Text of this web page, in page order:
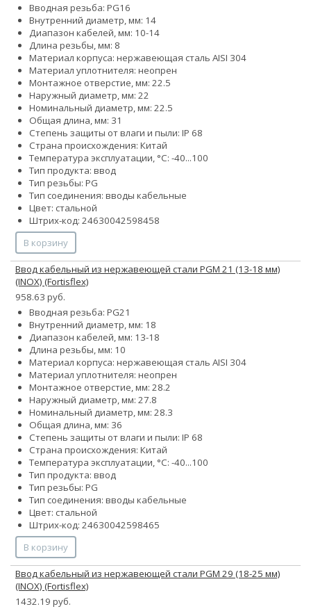
Вводная резьба: PG16
Внутренний диаметр, мм: 14
Диапазон кабелей, мм: 10-14
Длина резьбы, мм: 8
Материал корпуса: нержавеющая сталь AISI 304
Материал уплотнителя: неопрен
Монтажное отверстие, мм: 22.5
Наружный диаметр, мм: 22
Номинальный диаметр, мм: 22.5
Общая длина, мм: 31
Степень защиты от влаги и пыли: IP 68
Страна происхождения: Китай
Температура эксплуатации, °С: -40...100
Тип продукта: ввод
Тип резьбы: PG
Тип соединения: вводы кабельные
Цвет: стальной
Штрих-код: 24630042598458
В корзину
Ввод кабельный из нержавеющей стали PGМ 21 (13-18 мм)
(INOX) (Fortisflex)
958.63 руб.
Вводная резьба: PG21
Внутренний диаметр, мм: 18
Диапазон кабелей, мм: 13-18
Длина резьбы, мм: 10
Материал корпуса: нержавеющая сталь AISI 304
Материал уплотнителя: неопрен
Монтажное отверстие, мм: 28.2
Наружный диаметр, мм: 27.8
Номинальный диаметр, мм: 28.3
Общая длина, мм: 36
Степень защиты от влаги и пыли: IP 68
Страна происхождения: Китай
Температура эксплуатации, °С: -40...100
Тип продукта: ввод
Тип резьбы: PG
Тип соединения: вводы кабельные
Цвет: стальной
Штрих-код: 24630042598465
В корзину
Ввод кабельный из нержавеющей стали PGМ 29 (18-25 мм)
(INOX) (Fortisflex)
1432.19 руб.